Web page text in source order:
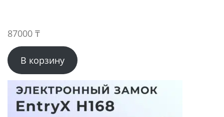
87000 ₸
В корзину